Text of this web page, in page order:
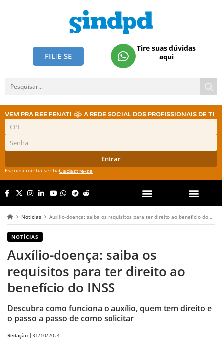
FILIE-SE
Tire suas dúvidas
aqui
VEM PRA BEE FENATI A REDE SOCIAL DOS PROFISSIONAIS DE TI
Entrar
Esqueci minha senhaCadastre-se
Notícias Auxílio-doença: saiba os requisitos para ter direito ao benefício do INSS
NOTÍCIAS
Auxílio-doença: saiba os
requisitos para ter direito ao
benefício do INSS
Descubra como funciona o auxílio, quem tem direito e
o passo a passo de como solicitar
Redação |31/10/2024